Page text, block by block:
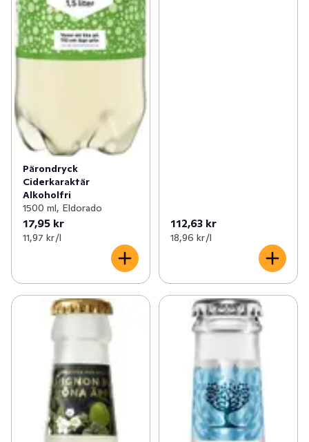
Pärondryck
Ciderkaraktär
Alkoholfri
1500 ml, Eldorado
17,95 kr
11,97 kr /l
112,63 kr
18,96 kr /l